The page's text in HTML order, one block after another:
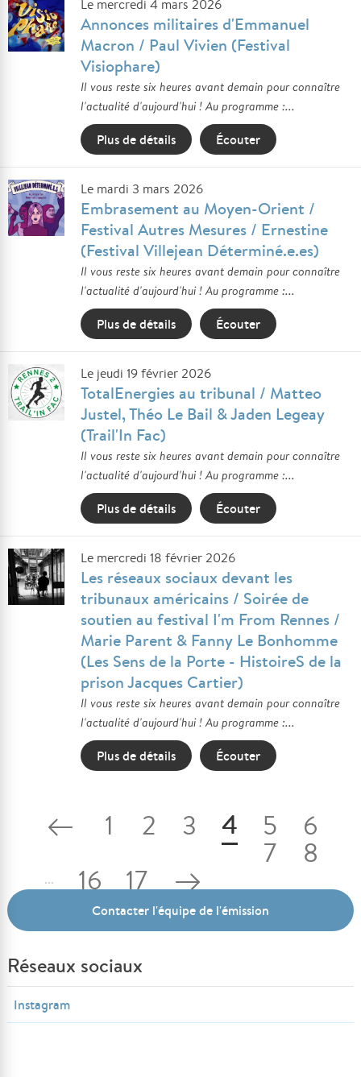
Le mercredi 4 mars 2026
Annonces militaires d'Emmanuel
Macron / Paul Vivien (Festival
Visiophare)
Il vous reste six heures avant demain pour connaître
l'actualité d'aujourd'hui ! Au programme :...
Plus de détails Écouter
Le mardi 3 mars 2026
Embrasement au Moyen-Orient /
Festival Autres Mesures / Ernestine
(Festival Villejean Déterminé.e.es)
Il vous reste six heures avant demain pour connaître
l'actualité d'aujourd'hui ! Au programme :...
Plus de détails Écouter
Le jeudi 19 février 2026
TotalEnergies au tribunal / Matteo
Justel, Théo Le Bail & Jaden Legeay
(Trail'In Fac)
Il vous reste six heures avant demain pour connaître
l'actualité d'aujourd'hui ! Au programme :...
Plus de détails Écouter
Le mercredi 18 février 2026
Les réseaux sociaux devant les
tribunaux américains / Soirée de
soutien au festival I'm From Rennes /
Marie Parent & Fanny Le Bonhomme
(Les Sens de la Porte - HistoireS de la
prison Jacques Cartier)
Il vous reste six heures avant demain pour connaître
l'actualité d'aujourd'hui ! Au programme :...
Plus de détails Écouter
1 2 3 4 5
6
7
8
... 16 17
Contacter l'équipe de l'émission
Réseaux sociaux
Instagram